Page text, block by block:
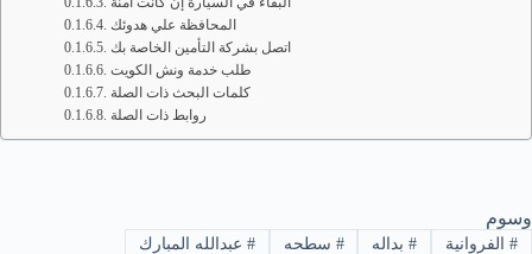
المحافظة علي هدوئك
اتصل بشركة التأمين الخاصة بك
طلب خدمة ونش الكويت
كلمات البحث ذات الصلة
روابط ذات الصلة
وسوم
#الفروانية #بداله # سطحه # عبدالله المبارك